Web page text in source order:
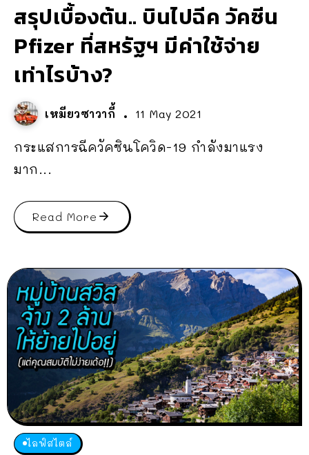
สรุปเบื้องต้น.. บินไปฉีค วัคซีน
Pfizer ที่สหรัฐฯ มีค่าใช้จ่าย
เท่าไรบ้าง?
เหมียวซาวากี้ 11 May 2021
กระแสการฉีควัคซินโควิด-19 กำลังมาแรง
มาก...
Read More
ไลฟ์สไตล์